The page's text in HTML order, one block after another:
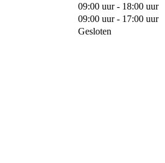
09:00 uur - 18:00 uur
09:00 uur - 17:00 uur
Gesloten